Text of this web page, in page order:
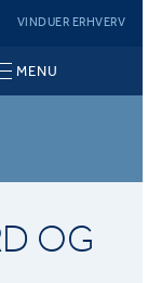
VINDUER ERHVERV
MENU
OG